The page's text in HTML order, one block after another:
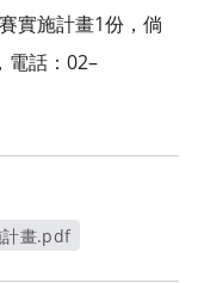
實施計畫1份，倘
電話：02–
計畫.pdf